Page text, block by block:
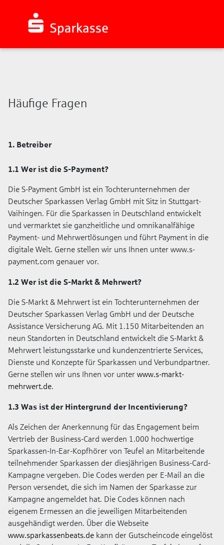
Häufige Fragen
1. Betreiber
1.1 Wer ist die S-Payment?
Die S-Payment GmbH ist ein Tochterunternehmen der
Deutscher Sparkassen Verlag GmbH mit Sitz in Stuttgart-
Vaihingen. Für die Sparkassen in Deutschland entwickelt
und vermarktet sie ganzheitliche und omnikanalfähige
Payment- und Mehrwertlösungen und führt Payment in die
digitale Welt. Gerne stellen wir uns Ihnen unter www.s-
payment.com genauer vor.
1.2 Wer ist die S-Markt & Mehrwert?
Die S-Markt & Mehrwert ist ein Tochterunternehmen der
Deutscher Sparkassen Verlag GmbH und der Deutsche
Assistance Versicherung AG. Mit 1.150 Mitarbeitenden an
neun Standorten in Deutschland entwickelt die S-Markt &
Mehrwert leistungsstarke und kundenzentrierte Services,
Dienste und Konzepte für Sparkassen und Verbundpartner.
Gerne stellen wir uns Ihnen vor unter www.s-markt-
mehrwert.de.
1.3 Was ist der Hintergrund der Incentivierung?
Als Zeichen der Anerkennung für das Engagement beim
Vertrieb der Business-Card werden 1.000 hochwertige
Sparkassen-In-Ear-Kopfhörer von Teufel an Mitarbeitende
teilnehmender Sparkassen der diesjährigen Business-Card-
Kampagne vergeben. Die Codes werden per E-Mail an die
Person versendet, die sich im Namen der Sparkasse zur
Kampagne angemeldet hat. Die Codes können nach
eigenem Ermessen an die jeweiligen Mitarbeitenden
ausgehändigt werden. Über die Webseite
www.sparkassenbeats.de kann der Gutscheincode eingelöst